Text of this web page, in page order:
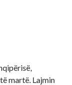
martë. Lajmin